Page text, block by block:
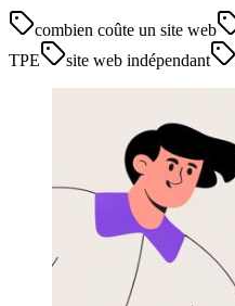
combien coûte un site web
TPE
site web indépendant